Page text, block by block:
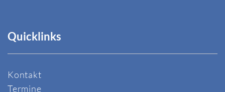
Quicklinks
Kontakt
Termine